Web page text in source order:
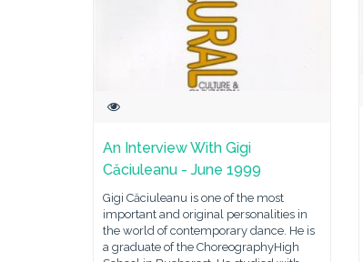
An Interview With Gigi
Căciuleanu - June 1999
Gigi Căciuleanu is one of the most
important and original personalities in
the world of contemporary dance. He is
a graduate of the ChoreographyHigh